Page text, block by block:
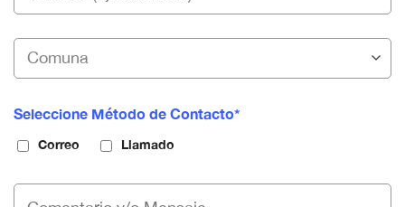
Seleccione Método de Contacto*
Correo Llamado